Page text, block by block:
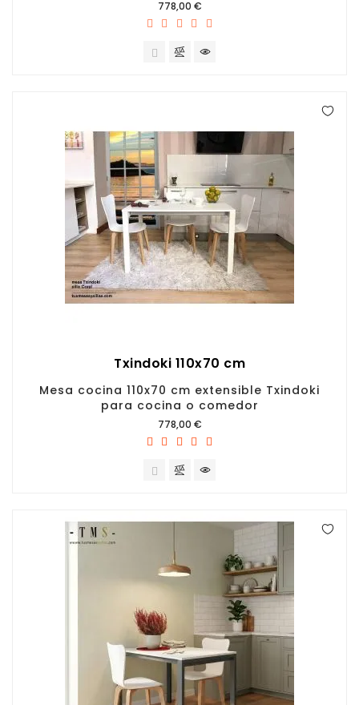
Precio
778,00 €
Txindoki 110x70 cm
Mesa cocina 110x70 cm extensible Txindoki
para cocina o comedor
Precio
778,00 €